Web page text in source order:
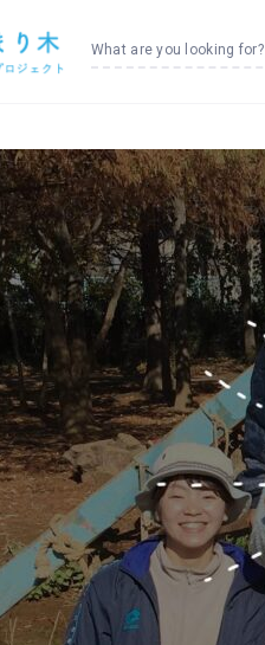
What are you looking for?